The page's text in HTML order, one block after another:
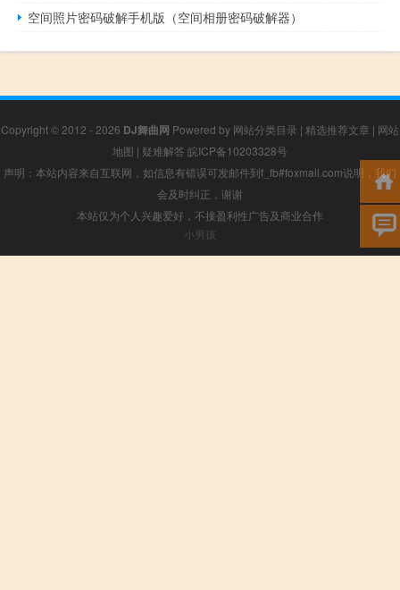
空间照片密码破解手机版（空间相册密码破解器）
Copyright © 2012 - 2026 DJ舞曲网 Powered by 网站分类目录 | 精选推荐文章 | 网站
地图 | 疑难解答 皖ICP备10203328号
声明：本站内容来自互联网，如信息有错误可发邮件到f_fb#foxmail.com说明，我们
会及时纠正，谢谢
本站仅为个人兴趣爱好，不接盈利性广告及商业合作
小男孩